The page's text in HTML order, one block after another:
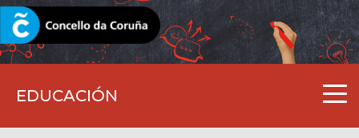
EDUCACIÓN
CORUNA.GAL